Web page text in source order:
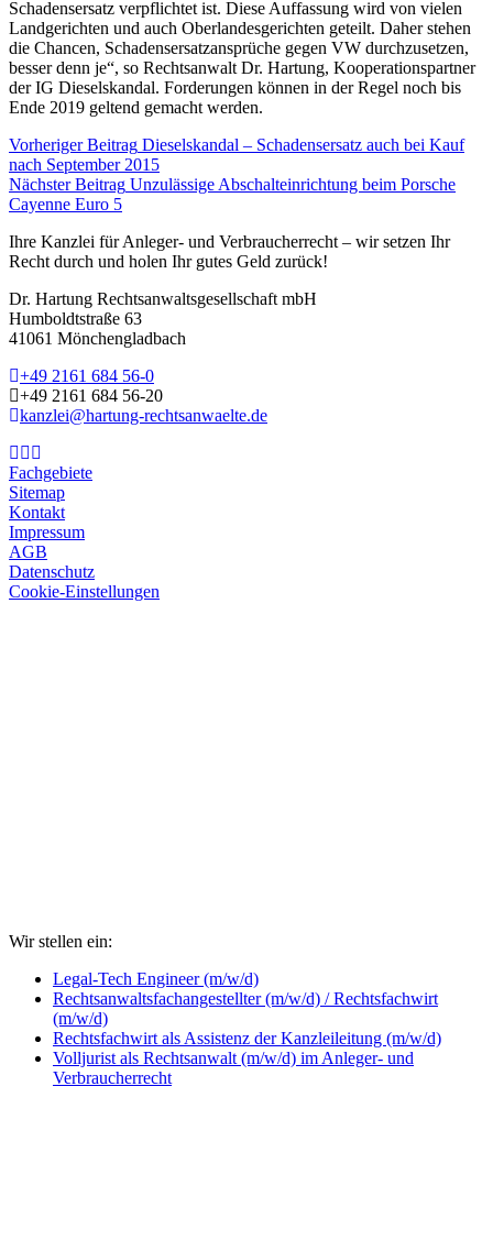
Schadensersatz verpflichtet ist. Diese Auffassung wird von vielen
Landgerichten und auch Oberlandesgerichten geteilt. Daher stehen
die Chancen, Schadensersatzansprüche gegen VW durchzusetzen,
besser denn je“, so Rechtsanwalt Dr. Hartung, Kooperationspartner
der IG Dieselskandal. Forderungen können in der Regel noch bis
Ende 2019 geltend gemacht werden.
Vorheriger Beitrag Dieselskandal – Schadensersatz auch bei Kauf
nach September 2015
Nächster Beitrag Unzulässige Abschalteinrichtung beim Porsche
Cayenne Euro 5
Ihre Kanzlei für Anleger- und Verbraucherrecht – wir setzen Ihr
Recht durch und holen Ihr gutes Geld zurück!
Dr. Hartung Rechtsanwaltsgesellschaft mbH
Humboldtstraße 63
41061 Mönchengladbach
+49 2161 684 56-0
+49 2161 684 56-20
kanzlei@hartung-rechtsanwaelte.de
Fachgebiete
Sitemap
Kontakt
Impressum
AGB
Datenschutz
Cookie-Einstellungen
Wir stellen ein:
Legal-Tech Engineer (m/w/d)
Rechtsanwaltsfachangestellter (m/w/d) / Rechtsfachwirt
(m/w/d)
Rechtsfachwirt als Assistenz der Kanzleileitung (m/w/d)
Volljurist als Rechtsanwalt (m/w/d) im Anleger- und
Verbraucherrecht